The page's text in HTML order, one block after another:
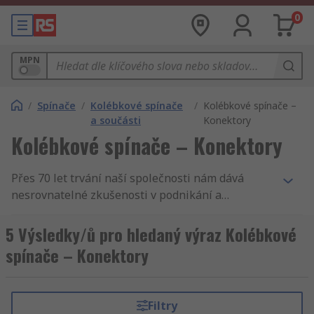
0
MPN
/ Spínače / Kolébkové spínače
a součásti
/ Kolébkové spínače –
Konektory
Kolébkové spínače – Konektory
Přes 70 let trvání naší společnosti nám dává
nesrovnatelné zkušenosti v podnikání a
spínače – Konektory. Tak podporujeme inženýry v
celém světě, distribuujeme Kolébkové spínače –
Konektory a Kolébkové spínače a příslušenství
mohou spolehnout na kvalitní produkt a
5 Výsledky/ů pro hledaný výraz Kolébkové
spínače – Konektory
Filtry